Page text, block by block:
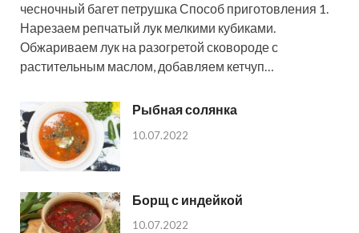
чесночный багет петрушка Способ приготовления 1.
Нарезаем репчатый лук мелкими кубиками.
Обжариваем лук на разогретой сковороде с
растительным маслом, добавляем кетчуп…
Рыбная солянка
10.07.2022
Борщ с индейкой
10.07.2022